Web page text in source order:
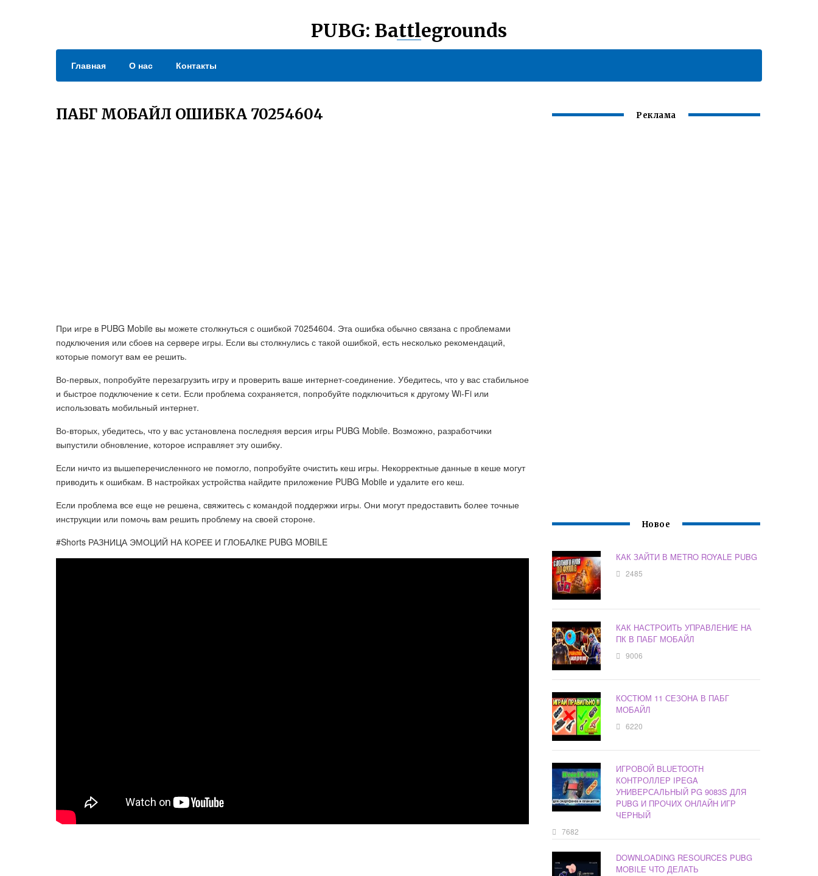
PUBG: Battlegrounds
Главная О нас Контакты
ПАБГ МОБАЙЛ ОШИБКА 70254604
При игре в PUBG Mobile вы можете столкнуться с ошибкой 70254604. Эта ошибка обычно связана с проблемами
подключения или сбоев на сервере игры. Если вы столкнулись с такой ошибкой, есть несколько рекомендаций,
которые помогут вам ее решить.
Во-первых, попробуйте перезагрузить игру и проверить ваше интернет-соединение. Убедитесь, что у вас стабильное
и быстрое подключение к сети. Если проблема сохраняется, попробуйте подключиться к другому Wi-Fi или
использовать мобильный интернет.
Во-вторых, убедитесь, что у вас установлена последняя версия игры PUBG Mobile. Возможно, разработчики
выпустили обновление, которое исправляет эту ошибку.
Если ничто из вышеперечисленного не помогло, попробуйте очистить кеш игры. Некорректные данные в кеше могут
приводить к ошибкам. В настройках устройства найдите приложение PUBG Mobile и удалите его кеш.
Если проблема все еще не решена, свяжитесь с командой поддержки игры. Они могут предоставить более точные
инструкции или помочь вам решить проблему на своей стороне.
#Shorts РАЗНИЦА ЭМОЦИЙ НА КОРЕЕ И ГЛОБАЛКЕ PUBG MOBILE
Реклама
Новое
КАК ЗАЙТИ В METRO ROYALE PUBG
2485
КАК НАСТРОИТЬ УПРАВЛЕНИЕ НА
ПК В ПАБГ МОБАЙЛ
9006
КОСТЮМ 11 СЕЗОНА В ПАБГ
МОБАЙЛ
6220
ИГРОВОЙ BLUETOOTH
КОНТРОЛЛЕР IPEGA
УНИВЕРСАЛЬНЫЙ PG 9083S ДЛЯ
PUBG И ПРОЧИХ ОНЛАЙН ИГР
ЧЕРНЫЙ
7682
DOWNLOADING RESOURCES PUBG
MOBILE ЧТО ДЕЛАТЬ